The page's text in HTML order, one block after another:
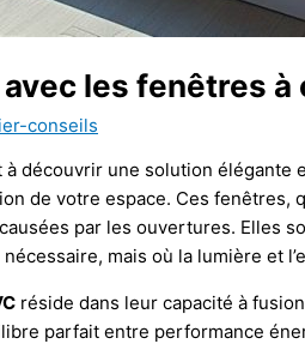
les fenêtres à
conseils
à découvrir une solution élégante
de votre espace. Ces fenêtres,
par les ouvertures. Elles
mais où la lumière et
réside dans leur capacité à
parfait entre performance